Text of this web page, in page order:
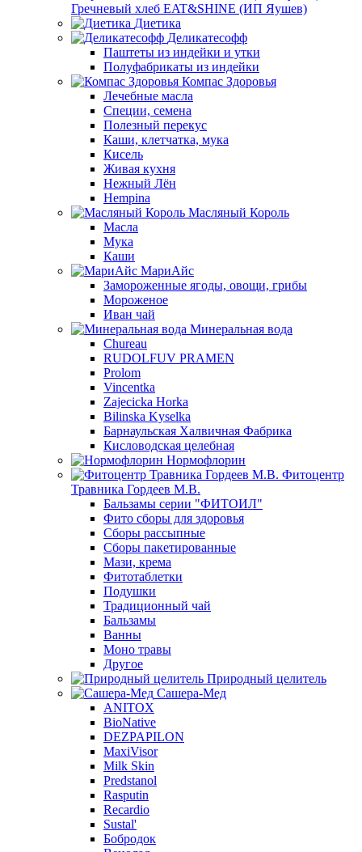
Гречневый хлеб EAT&SHINE (ИП Яушев)
Диетика
Деликатесофф
Паштеты из индейки и утки
Полуфабрикаты из индейки
Компас Здоровья
Лечебные масла
Специи, семена
Полезный перекус
Каши, клетчатка, мука
Кисель
Живая кухня
Нежный Лён
Hempina
Масляный Король
Масла
Мука
Каши
МариАйс
Замороженные ягоды, овощи, грибы
Мороженое
Иван чай
Минеральная вода
Chureau
RUDOLFUV PRAMEN
Prolom
Vincentka
Zajecicka Horka
Bilinska Kyselka
Барнаульская Халвичная Фабрика
Кисловодская целебная
Нормофлорин
Фитоцентр
Травника Гордеев М.В.
Бальзамы серии "ФИТОИЛ"
Фито сборы для здоровья
Сборы рассыпные
Сборы пакетированные
Мази, крема
Фитотаблетки
Подушки
Традиционный чай
Бальзамы
Ванны
Моно травы
Другое
Природный целитель
Сашера-Мед
ANITOX
BioNative
DEZPAPILON
MaxiVisor
Milk Skin
Predstanol
Rasputin
Recardio
Sustal'
Бобродок